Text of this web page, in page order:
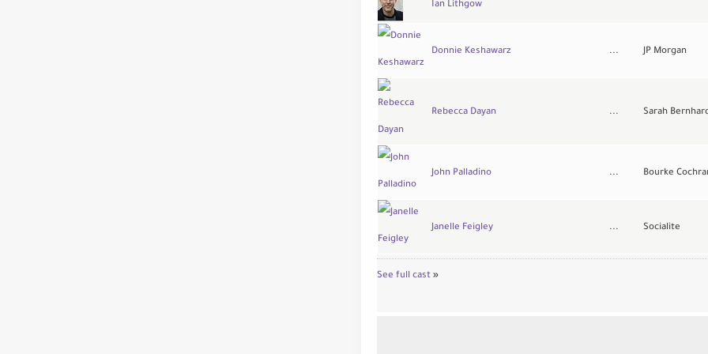
Ian Lithgow
Donnie Keshawarz ... JP Morgan
Rebecca Dayan ... Sarah
John Palladino ... Bourke
Janelle Feigley ... Socialite
See full cast »